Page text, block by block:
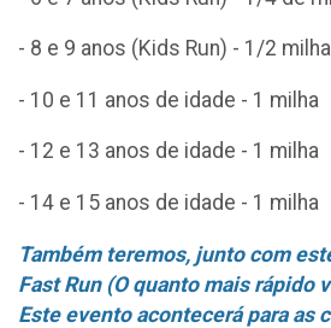
- 8 e 9 anos (Kids Run) - 1/2 milha
- 10 e 11 anos de idade - 1 milha
- 12 e 13 anos de idade - 1 milha
- 14 e 15 anos de idade - 1 milha
Também teremos, junto com
Fast Run (O quanto mais rápido
Este evento acontecerá para as